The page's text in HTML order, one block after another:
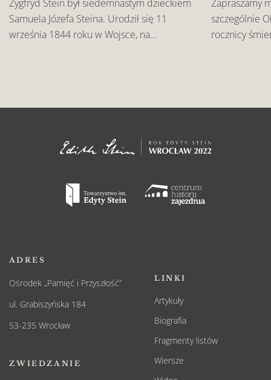
Zygfryd Stein był siedemnastym dzieckiem
Samuela Józefa Steina. Urodził się 11
września 1844 roku w Wojsce, na
zamieszkania i wyboru zawodu (za
Zapraszamy
szczególnie
rocznicy
ADRES
Ośrodek „Pamięć i Przyszłość”
ul. Grabiszyńska 184
53-235 Wrocław
ZWIEDZANIE
LINKI
Artykuły
Biografia
Fragmenty listów
Wiersze